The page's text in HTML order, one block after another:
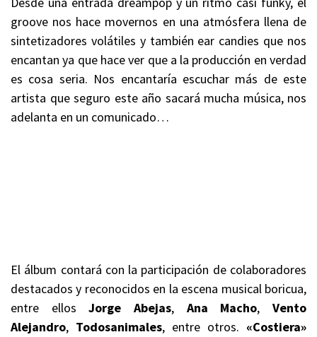
groove nos hace movernos en una atmósfera llena de
sintetizadores volátiles y también ear candies que nos
encantan ya que hace ver que a la producción en verdad
es cosa seria. Nos encantaría escuchar más de este
artista que seguro este año sacará mucha música, nos
adelanta en un comunicado…
El álbum contará con la participación de colaboradores
destacados y reconocidos en la escena musical boricua,
entre ellos Jorge Abejas, Ana Macho,Vento
Alejandro, Todosanimales, entre otros. «Costiera»